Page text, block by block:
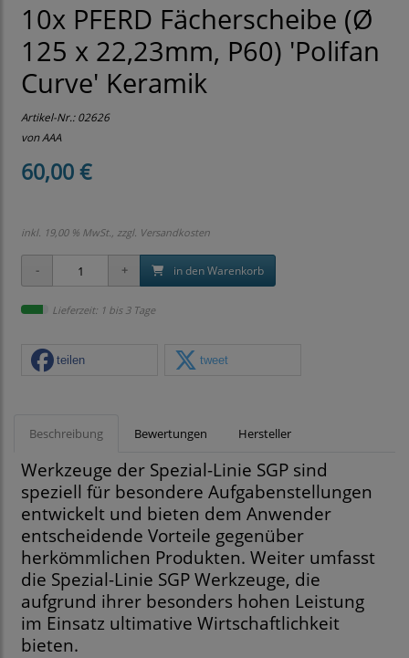
10x PFERD Fächerscheibe (Ø
125 x 22,23mm, P60) 'Polifan
Curve' Keramik
Artikel-Nr.:02626
von AAA
60,00 €
inkl. 19,00 % MwSt., zzgl. Versandkosten
in den Warenkorb
Lieferzeit: 1 bis 3 Tage
teilen tweet
Beschreibung Bewertungen Hersteller
Werkzeuge der Spezial-Linie SGP sind
speziell für besondere Aufgabenstellungen
entwickelt und bieten dem Anwender
entscheidende Vorteile gegenüber
herkömmlichen Produkten. Weiter umfasst
die Spezial-Linie SGP Werkzeuge, die
aufgrund ihrer besonders hohen Leistung
im Einsatz ultimative Wirtschaftlichkeit
bieten.